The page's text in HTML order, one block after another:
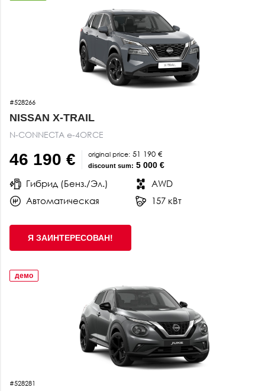
#528266
NISSAN X-TRAIL
N-CONNECTA e-4ORCE
46 190 € original price: 51 190 €
discount sum: 5 000 €
Гибрид (Бенз./Эл.)
AWD
Автоматическая
157 кВт
Я ЗАИНТЕРЕСОВАН!
демо
#528281